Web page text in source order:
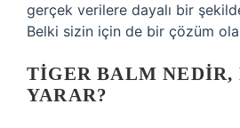
gerçek verilere dayalı bir
Belki sizin için de bir çözüm
TIGER BALM NEDIR,
YARAR?